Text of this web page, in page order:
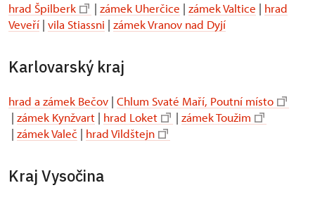
hrad Špilberk | zámek Uherčice | zámek Valtice | hrad
Veveří | vila Stiassni | zámek Vranov nad Dyjí
Karlovarský kraj
hrad a zámek Bečov | Chlum Svaté Maří, Poutní místo
| zámek Kynžvart | hrad Loket | zámek Toužim
| zámek Valeč | hrad Vildštejn
Kraj Vysočina